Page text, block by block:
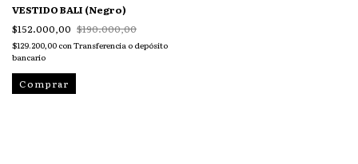
VESTIDO BALI (Negro)
$152.000,00 $190.000,00
$129.200,00 conTransferencia o depósito
bancario
Comprar